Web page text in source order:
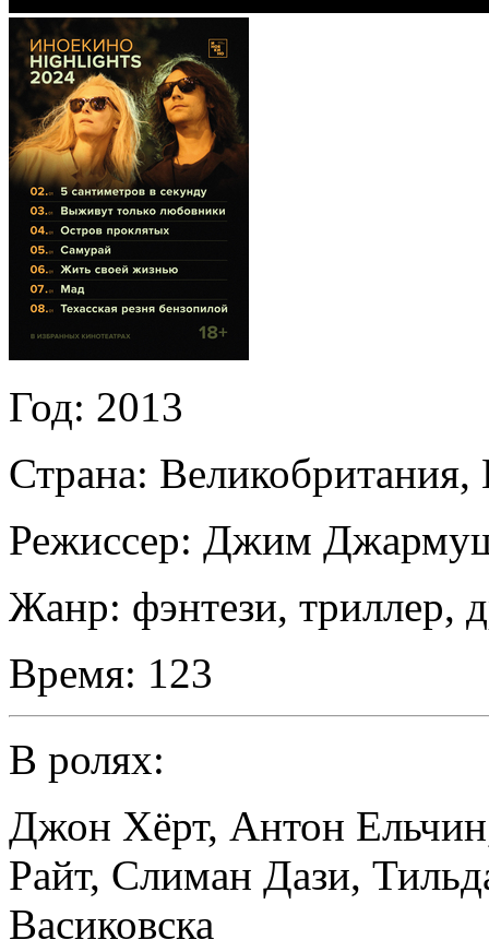
Год: 2013
Страна:
Режиссер: Джим
Жанр: фэнтези, триллер,
Время: 123
В ролях:
Джон Хёрт, Антон Ельчин
Райт, Слиман Дази,
Васиковска